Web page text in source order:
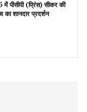
पीसीपी (प्रिंस) सीकर की
का शानदार प्रदर्शन